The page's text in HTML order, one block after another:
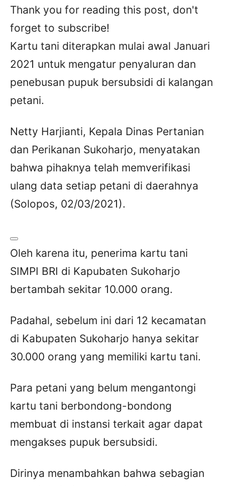
Thank you for reading this post, don't
forget to subscribe!
Kartu tani diterapkan mulai awal Januari
2021 untuk mengatur penyaluran dan
penebusan pupuk bersubsidi di kalangan
petani.
Netty Harjianti, Kepala Dinas Pertanian
dan Perikanan Sukoharjo, menyatakan
bahwa pihaknya telah memverifikasi
ulang data setiap petani di daerahnya
(Solopos, 02/03/2021).
Oleh karena itu, penerima kartu tani
SIMPI BRI di Kapubaten Sukoharjo
bertambah sekitar 10.000 orang.
Padahal, sebelum ini dari 12 kecamatan
di Kabupaten Sukoharjo hanya sekitar
30.000 orang yang memiliki kartu tani.
Para petani yang belum mengantongi
kartu tani berbondong-bondong
membuat di instansi terkait agar dapat
mengakses pupuk bersubsidi.
Dirinya menambahkan bahwa sebagian